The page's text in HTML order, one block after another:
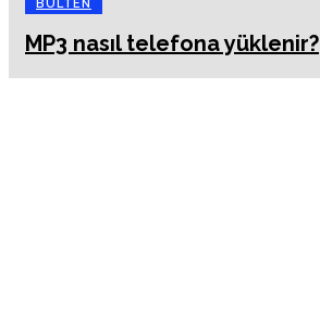
BÜLTEN
MP3 nasıl telefona yüklenir?